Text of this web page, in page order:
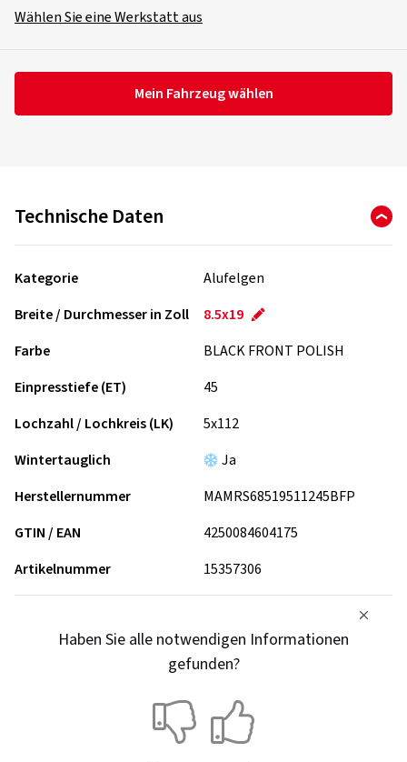
Wählen Sie eine Werkstatt aus
Mein Fahrzeug wählen
Technische Daten
Kategorie
Alufelgen
Breite / Durchmesser in Zoll
8.5x19
Farbe
BLACK FRONT POLISH
Einpresstiefe (ET)
45
Lochzahl / Lochkreis (LK)
5x112
Wintertauglich
Ja
Herstellernummer
MAMRS68519511245BFP
GTIN / EAN
4250084604175
Artikelnummer
15357306
Haben Sie alle notwendigen Informationen
gefunden?